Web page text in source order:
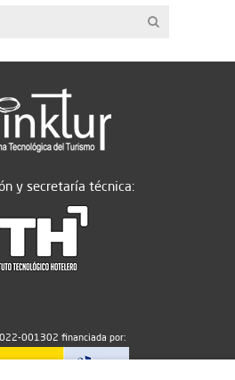
y secretaría técnica:
001302 financiada por: